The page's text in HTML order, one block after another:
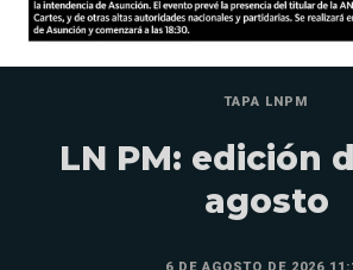
TAPA LNPM
LN PM: edición
agosto